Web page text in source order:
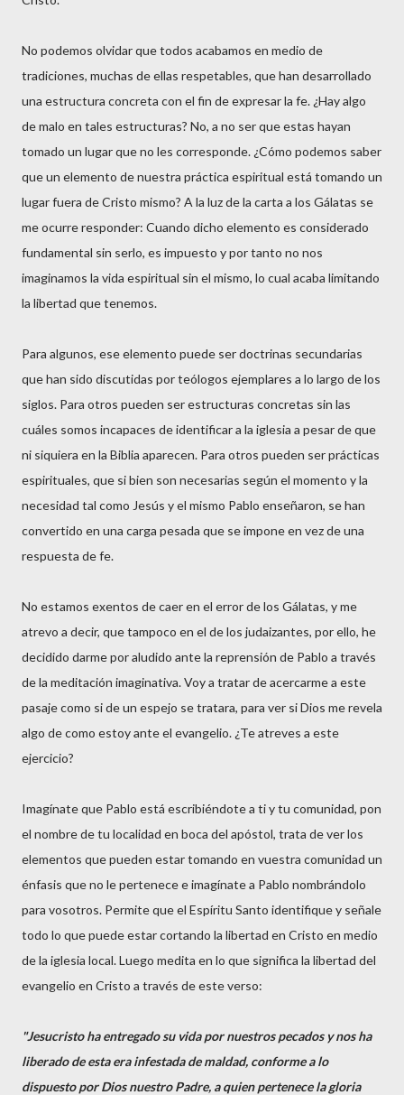
No podemos olvidar que todos acabamos en medio de
tradiciones, muchas de ellas respetables, que han desarrollado
una estructura concreta con el fin de expresar la fe. ¿Hay algo
de malo en tales estructuras? No, a no ser que estas hayan
tomado un lugar que no les corresponde. ¿Cómo podemos saber
que un elemento de nuestra práctica espiritual está tomando un
lugar fuera de Cristo mismo? A la luz de la carta a los Gálatas se
me ocurre responder: Cuando dicho elemento es considerado
fundamental sin serlo, es impuesto y por tanto no nos
imaginamos la vida espiritual sin el mismo, lo cual acaba limitando
la libertad que tenemos.
Para algunos, ese elemento puede ser doctrinas secundarias
que han sido discutidas por teólogos ejemplares a lo largo de los
siglos. Para otros pueden ser estructuras concretas sin las
cuáles somos incapaces de identificar a la iglesia a pesar de que
ni siquiera en la Biblia aparecen. Para otros pueden ser prácticas
espirituales, que si bien son necesarias según el momento y la
necesidad tal como Jesús y el mismo Pablo enseñaron, se han
convertido en una carga pesada que se impone en vez de una
respuesta de fe.
No estamos exentos de caer en el error de los Gálatas, y me
atrevo a decir, que tampoco en el de los judaizantes, por ello, he
decidido darme por aludido ante la reprensión de Pablo a través
de la meditación imaginativa. Voy a tratar de acercarme a este
pasaje como si de un espejo se tratara, para ver si Dios me revela
algo de como estoy ante el evangelio. ¿Te atreves a este
ejercicio?
Imagínate que Pablo está escribiéndote a ti y tu comunidad, pon
el nombre de tu localidad en boca del apóstol, trata de ver los
elementos que pueden estar tomando en vuestra comunidad un
énfasis que no le pertenece e imagínate a Pablo nombrándolo
para vosotros. Permite que el Espíritu Santo identifique y señale
todo lo que puede estar cortando la libertad en Cristo en medio
de la iglesia local. Luego medita en lo que significa la libertad del
evangelio en Cristo a través de este verso:
"Jesucristo ha entregado su vida por nuestros pecados y nos ha
liberado de esta era infestada de maldad, conforme a lo
dispuesto por Dios nuestro Padre, a quien pertenece la gloria